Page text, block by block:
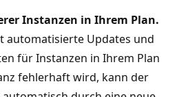
Instanzen in Ihrem Plan.
automatisierte Updates und
für Instanzen in Ihrem Plan
fehlerhaft wird, kann der